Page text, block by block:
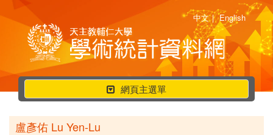
中文 | English
行
動
選
網頁主選單
盧彥佑 Lu Yen-Lu